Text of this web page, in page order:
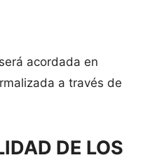
acordada en
a través de
DE LOS